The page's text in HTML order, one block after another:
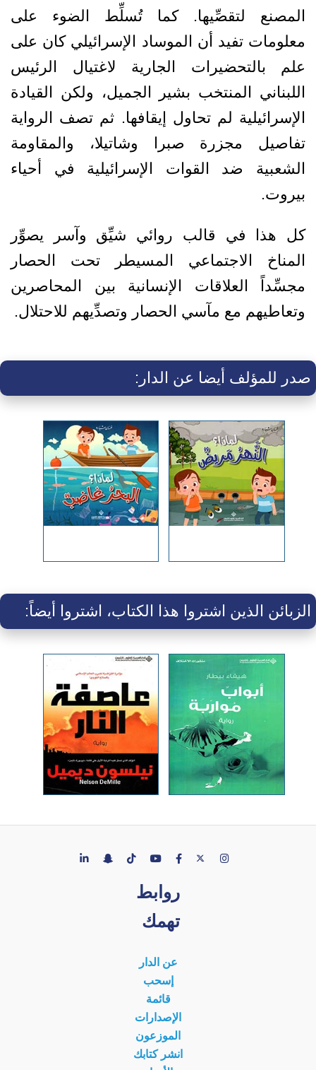
المصنع لتقصِّيها. كما تُسلِّط الضوء على
معلومات تفيد أن الموساد الإسرائيلي كان على
علم بالتحضيرات الجارية لاغتيال الرئيس
اللبناني المنتخب بشير الجميل، ولكن القيادة
الإسرائيلية لم تحاول إيقافها. ثم تصف الرواية
تفاصيل مجزرة صبرا وشاتيلا، والمقاومة
الشعبية ضد القوات الإسرائيلية في أحياء
بيروت.
كل هذا في قالب روائي شيِّق وآسر يصوِّر
المناخ الاجتماعي المسيطر تحت الحصار
مجسِّداً العلاقات الإنسانية بين المحاصرين
وتعاطيهم مع مآسي الحصار وتصدِّيهم للاحتلال.
صدر للمؤلف أيضا عن الدار:
الزبائن الذين اشتروا هذا الكتاب، اشتروا أيضاً:
روابط
تهمك
عن الدار
إسحب
قائمة
الإصدارات
الموزعون
انشر كتابك